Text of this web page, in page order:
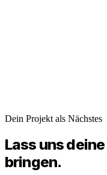
Dein Projekt als Nächstes
Lass uns deine
bringen.